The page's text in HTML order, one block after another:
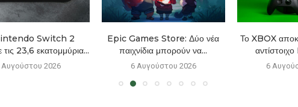
Switch 2
τις 23,6 εκατομμύρια...
Αυγούστου 2026
Epic Games Store: Δύο νέα
παιχνίδια μπορούν να...
6 Αυγούστου 2026
Το XBOX
6